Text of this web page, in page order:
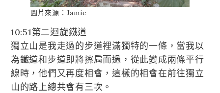
圖片來源：Jamie
10:51第二迴旋鐵道
獨立山是我走過的步道裡滿獨特的一條，當我以
為鐵道和步道即將擦肩而過，從此變成兩條平行
線時，他們又再度相會，這樣的相會在前往獨立
山的路上總共會有三次。